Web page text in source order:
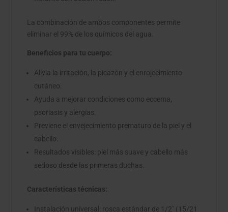
La combinación de ambos componentes permite
eliminar el 99% de los químicos del agua.
Beneficios para tu cuerpo:
Alivia la irritación, la picazón y el enrojecimiento
cutáneo.
Ayuda a mejorar condiciones como eccema,
psoriasis y alergias.
Previene el envejecimiento prematuro de la piel y el
cabello.
Resultados visibles: piel más suave y cabello más
sedoso desde las primeras duchas.
Características técnicas:
Instalación universal: rosca estándar de 1/2" (15/21